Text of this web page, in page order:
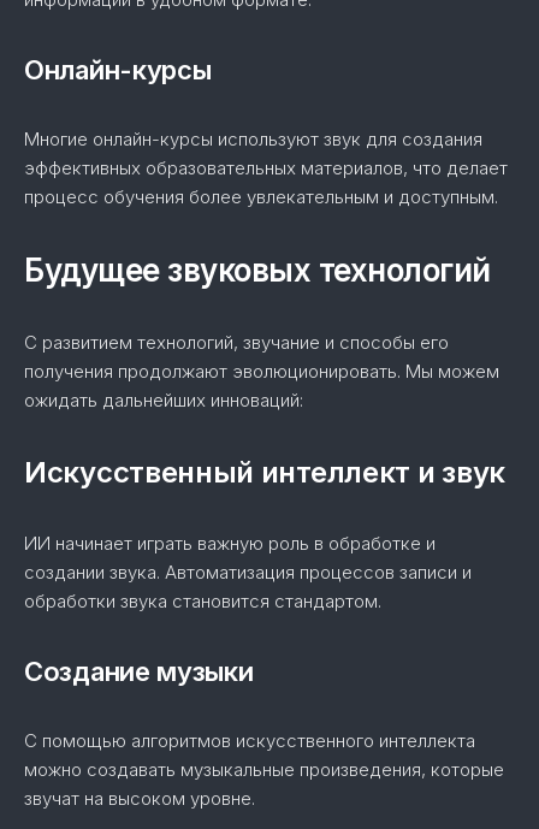
Онлайн-курсы
Многие онлайн-курсы используют звук для создания
эффективных образовательных материалов, что делает
процесс обучения более увлекательным и доступным.
Будущее звуковых технологий
С развитием технологий, звучание и способы его
получения продолжают эволюционировать. Мы можем
ожидать дальнейших инноваций:
Искусственный интеллект и звук
ИИ начинает играть важную роль в обработке и
создании звука. Автоматизация процессов записи и
обработки звука становится стандартом.
Создание музыки
С помощью алгоритмов искусственного интеллекта
можно создавать музыкальные произведения, которые
звучат на высоком уровне.